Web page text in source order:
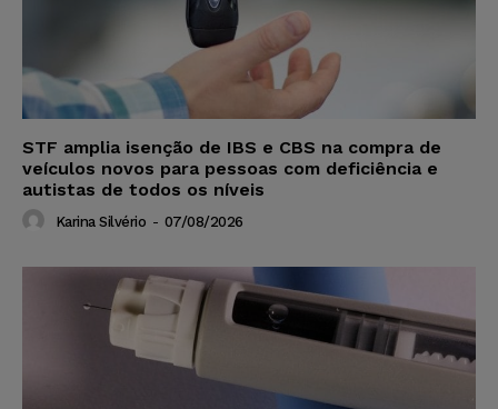
STF amplia isenção de IBS e CBS na compra de
veículos novos para pessoas com deficiência e
autistas de todos os níveis
Karina Silvério - 07/08/2026